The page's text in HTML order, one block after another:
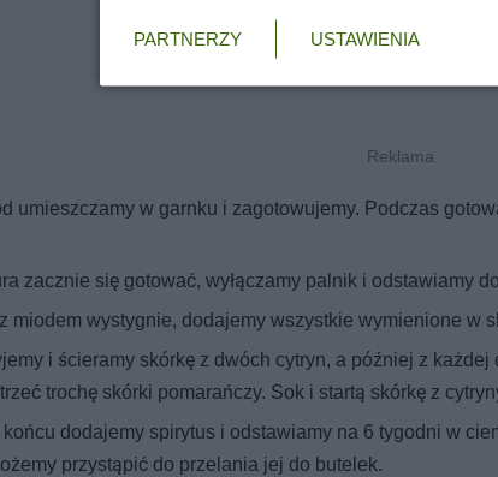
umieszczamy w garnku i zagotowujemy. Podczas
zacznie się gotować, wyłączamy palnik i odstawiamy
miodem wystygnie, dodajemy wszystkie wymienione w
i ścieramy skórkę z dwóch cytryn, a później z
trochę skórki pomarańczy. Sok i startą skórkę z
dodajemy spirytus i odstawiamy na 6 tygodni w
przystąpić do przelania jej do butelek.
PARTNERZY USTAWIENIA